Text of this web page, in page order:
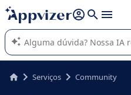
de nossa IA (várias linhas com
A IA do Appvizer o orienta no
SaaS para sua empresa.
Serviços Community